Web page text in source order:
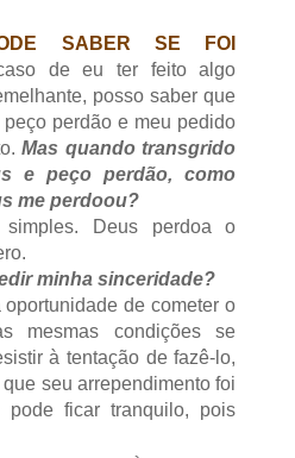
SABER SE FOI
de eu ter feito algo
posso saber que
perdão e meu pedido
Mas quando transgrido
e peço perdão, como
me perdoou?
Deus perdoa o
minha sinceridade?
de cometer o
mesmas condições se
à tentação de fazê-lo,
seu arrependimento foi
pode ficar tranquilo, pois